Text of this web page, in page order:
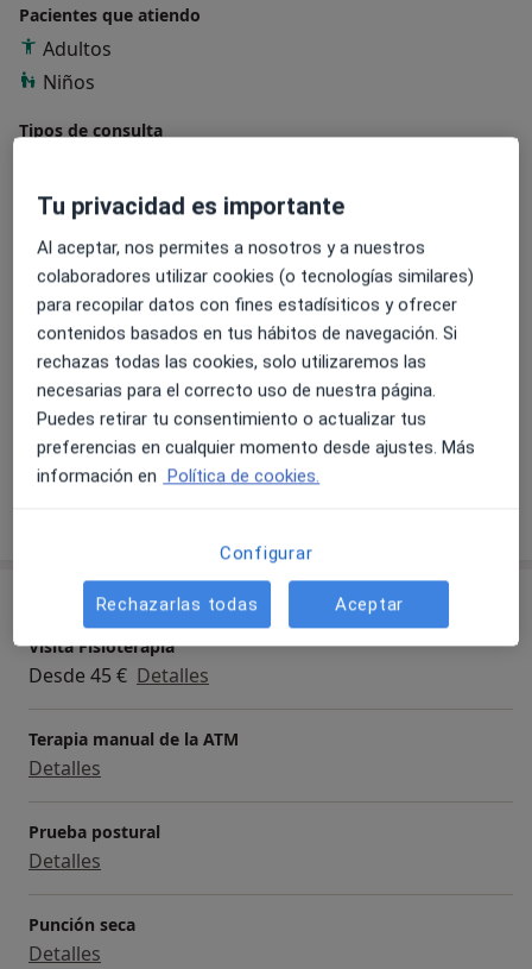
Pacientes que atiendo
Adultos
Niños
Tipos de consulta
Fotos y vídeos
Ver galería (3)
Servicios y precios
Visita Fisioterapia
Desde 45 € Detalles
Terapia manual de la ATM
Detalles
Prueba postural
Detalles
Punción seca
Detalles
Tu privacidad es importante
Al aceptar, nos permites a nosotros y a nuestros
colaboradores utilizar cookies (o tecnologías similares)
para recopilar datos con fines estadísiticos y ofrecer
contenidos basados en tus hábitos de navegación. Si
rechazas todas las cookies, solo utilizaremos las
necesarias para el correcto uso de nuestra página.
Puedes retirar tu consentimiento o actualizar tus
preferencias en cualquier momento desde ajustes. Más
información en Política de cookies.
Configurar
Rechazarlas todas Aceptar